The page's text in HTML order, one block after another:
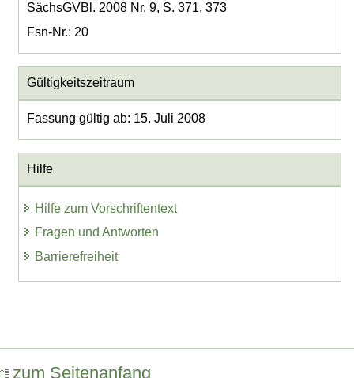
SächsGVBl. 2008 Nr. 9, S. 371, 373
Fsn-Nr.: 20
Gültigkeitszeitraum
Fassung gültig ab: 15. Juli 2008
Hilfe
Hilfe zum Vorschriftentext
Fragen und Antworten
Barrierefreiheit
zum Seitenanfang